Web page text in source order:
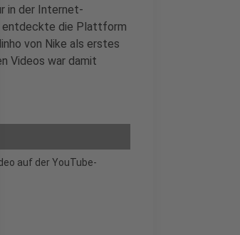
in der Internet-
entdeckte die Plattform
von Nike als erstes
Videos war damit
auf der YouTube-